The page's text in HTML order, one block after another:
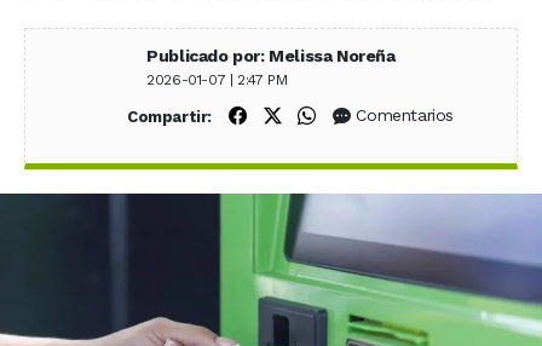
Publicado por: Melissa Noreña
2026-01-07 | 2:47 PM
Compartir: Compartir en Facebook
Compartir en X (Twitter)
Compartir en WhatsApp
Comentarios